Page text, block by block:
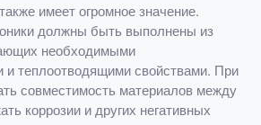
имеет огромное значение.
должны быть выполнены из
необходимыми
и теплоотводящими свойствами. При
совместимость материалов между
коррозии и других негативных